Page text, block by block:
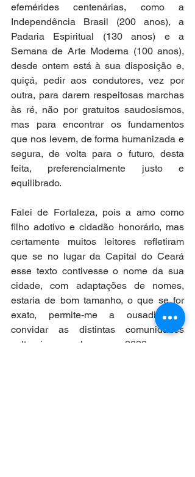
efemérides centenárias, como a
Independência Brasil (200 anos), a
Padaria Espiritual (130 anos) e a
Semana de Arte Moderna (100 anos),
desde ontem está à sua disposição e,
quiçá, pedir aos condutores, vez por
outra, para darem respeitosas marchas
às ré, não por gratuitos saudosismos,
mas para encontrar os fundamentos
que nos levem, de forma humanizada e
segura, de volta para o futuro, desta
feita, preferencialmente justo e
equilibrado.
Falei de Fortaleza, pois a amo como
filho adotivo e cidadão honorário, mas
certamente muitos leitores refletiram
que se no lugar da Capital do Ceará
esse texto contivesse o nome da sua
cidade, com adaptações de nomes,
estaria de bom tamanho, o que se for
exato, permite-me a ousadia de
convidar as distintas comunidades
culturais para elegermos 2022 como o